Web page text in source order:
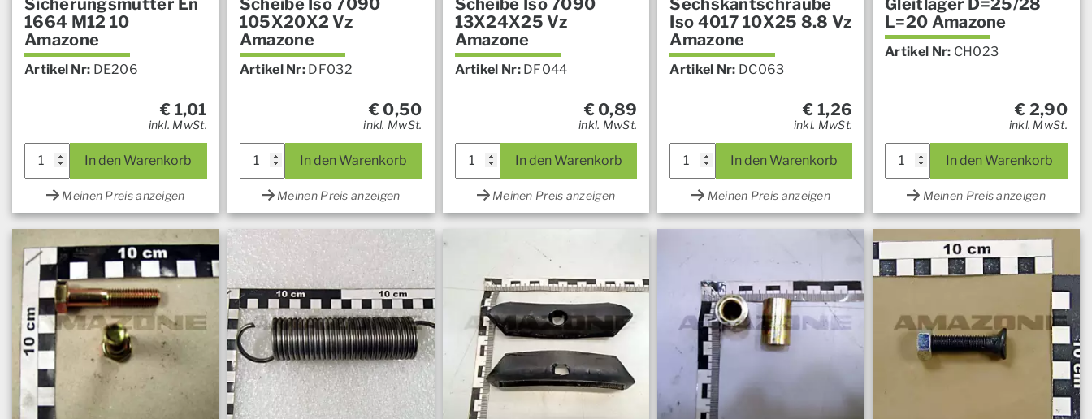
1664 M12 10
Amazone
Artikel Nr: DE206
€ 1,01
inkl. MwSt.
In den Warenkorb
Meinen Preis anzeigen
105X20X2 Vz
Amazone
Artikel Nr: DF032
€ 0,50
inkl. MwSt.
In den Warenkorb
Meinen Preis anzeigen
13X24X25 Vz
Amazone
Artikel Nr: DF044
€0,89
inkl. MwSt.
In den Warenkorb
Meinen Preis anzeigen
Iso 4017 10X25 8.8 Vz
Amazone
Artikel Nr: DC063
€ 1,26
inkl. MwSt.
In den Warenkorb
Meinen Preis anzeigen
L=20 Amazone
Artikel Nr: CH023
€ 2,90
inkl. MwSt.
In den Warenkorb
Meinen Preis anzeigen